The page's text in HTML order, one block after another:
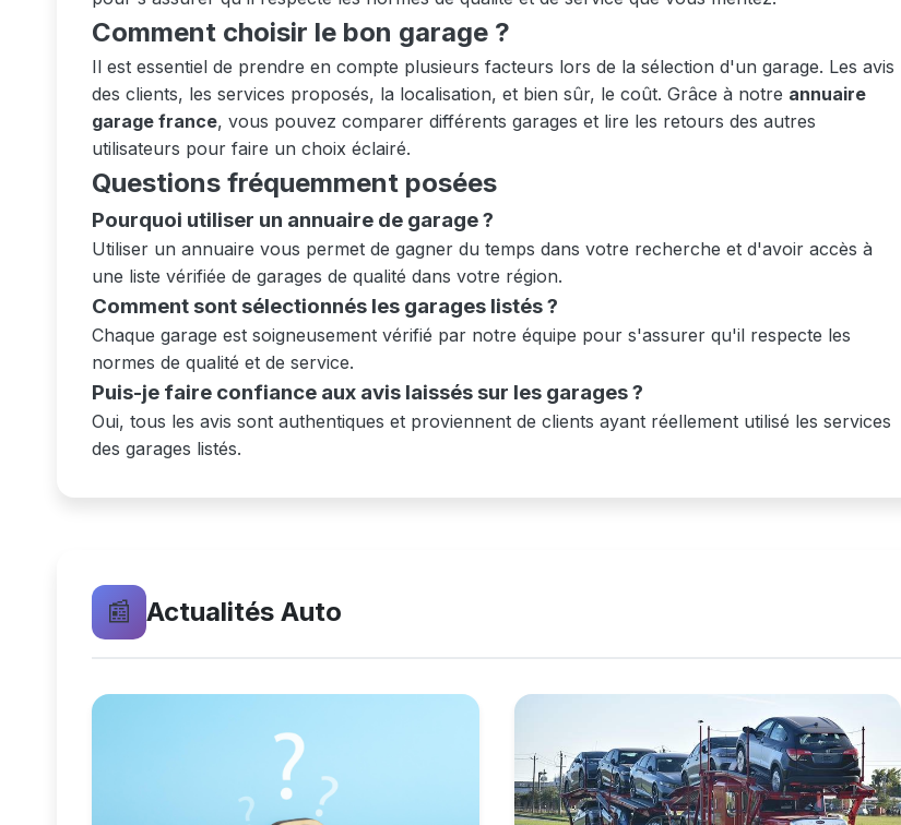
Comment choisir le bon garage ?
Il est essentiel de prendre en compte plusieurs facteurs lors de la sélection d'un garage. Les avis
des clients, les services proposés, la localisation, et bien sûr, le coût. Grâce à notre annuaire
garage france, vous pouvez comparer différents garages et lire les retours des autres
utilisateurs pour faire un choix éclairé.
Questions fréquemment posées
Pourquoi utiliser un annuaire de garage ?
Utiliser un annuaire vous permet de gagner du temps dans votre recherche et d'avoir accès à
une liste vérifiée de garages de qualité dans votre région.
Comment sont sélectionnés les garages listés ?
Chaque garage est soigneusement vérifié par notre équipe pour s'assurer qu'il respecte les
normes de qualité et de service.
Puis-je faire confiance aux avis laissés sur les garages ?
Oui, tous les avis sont authentiques et proviennent de clients ayant réellement utilisé les services
des garages listés.
📰 Actualités Auto